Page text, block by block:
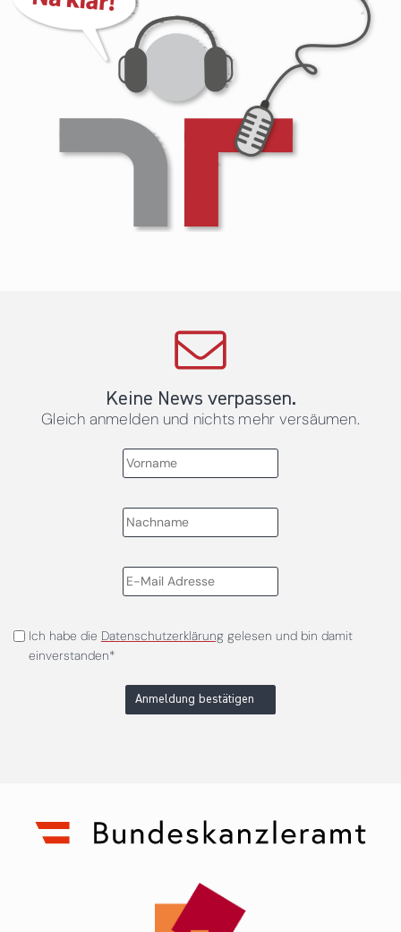
Keine News verpassen.
Gleich anmelden und nichts mehr versäumen.
Ich habe die Datenschutzerklärunggelesen und bin damit
einverstanden*
Anmeldung bestätigen